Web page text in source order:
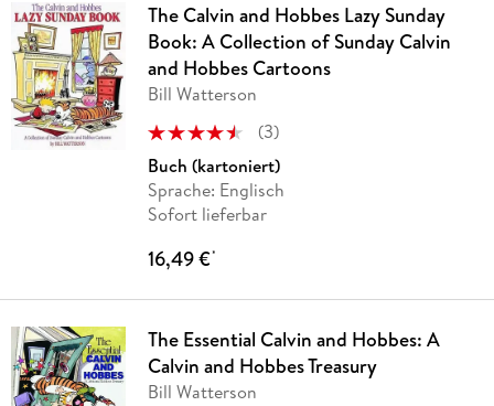
The Calvin and Hobbes Lazy Sunday
Book: A Collection of Sunday Calvin
and Hobbes Cartoons
Bill Watterson
(3)
Buch (kartoniert)
Sprache: Englisch
Sofort lieferbar
16,49 €*
The Essential Calvin and Hobbes: A
Calvin and Hobbes Treasury
Bill Watterson